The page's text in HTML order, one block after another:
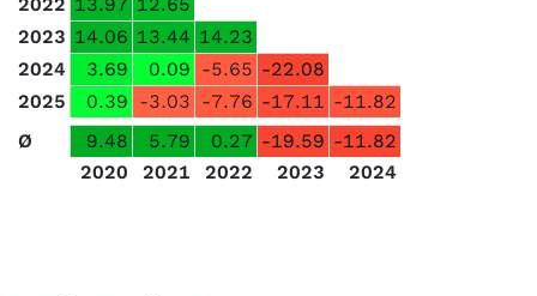
2023 14.06 13.44 14.23
2024
3.69 0.09 -5.65 -22.08
2025
0.39 -3.03 -7.76 -17.11 -11.82
Ø
9.48 5.79 0.27 -19.59 -11.82
2020
2021 2022 2023 2024